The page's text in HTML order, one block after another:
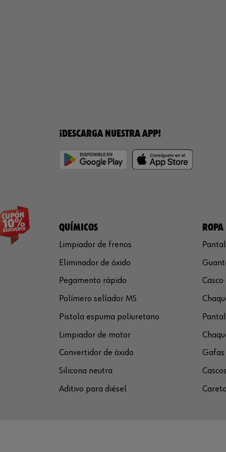
¡DESCARGA NUESTRA APP!
QUÍMICOS
Limpiador de frenos
Eliminador de óxido
Pegamento rápido
Polímero sellador MS
Pistola espuma poliuretano
Limpiador de motor
Convertidor de óxido
Silicona neutra
Aditivo para diésel